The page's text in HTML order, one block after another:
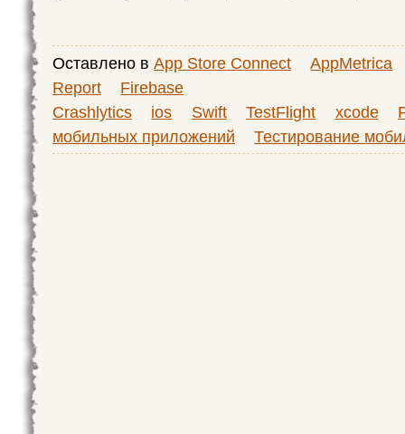
Оставлено в App Store Connect
AppMetrica
Report
Firebase
Crashlytics
ios Swift TestFlight xcode
мобильных приложений
Тестирование